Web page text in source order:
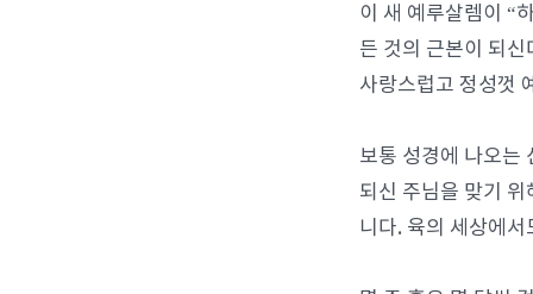
이 새 예루살렘이 “
든 것의 근본이 되
사랑스럽고 정성껏
보통 성경에 나오는
되신 주님을 맞기
니다. 육의 세상에